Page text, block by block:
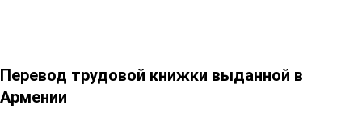
Перевод трудовой книжки выданной в
Армении